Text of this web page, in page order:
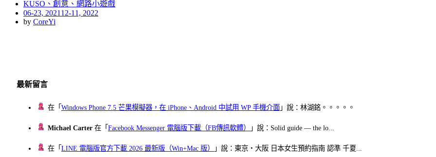
KUSO、創意、網路小遊戲
Posted
on
06-23, 2021 12-11, 2022
by CoreYi
最新留言
在「Windows Phone 7.5 芒果模擬器，在 iPhone、Android 中試用 WP 手機介面 」說：林湖銘。。。。。
Michael Carter 在「Facebook Messenger 電腦版下載（FB傳訊軟體） 」說：Solid guide — the lo...
在「LINE 電腦版官方下載 2026 最新版（Win+Mac 版） 」說：東京・大阪 日本女生預約指南 認準 千夏...